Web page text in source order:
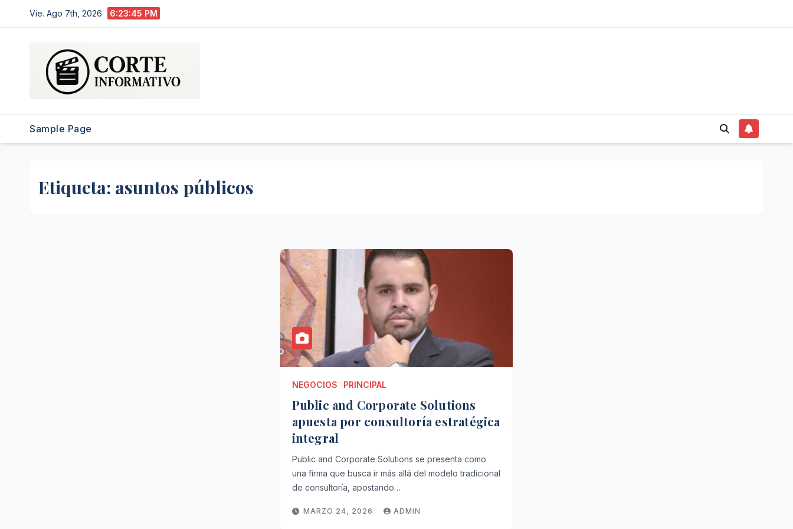
al
Vie. Ago 7th, 2026 6:23:45 PM
Sample Page
Etiqueta: asuntos públicos
NEGOCIOS PRINCIPAL
Public and Corporate Solutions
apuesta por consultoría estratégica
integral
Public and Corporate Solutions se presenta como
una firma que busca ir más allá del modelo tradicional
de consultoría, apostando…
MARZO 24, 2026 ADMIN